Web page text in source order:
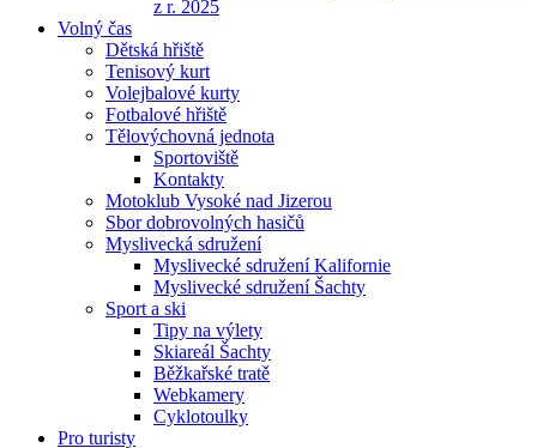
z r. 2025
Volný čas
Dětská hřiště
Tenisový kurt
Volejbalové kurty
Fotbalové hřiště
Tělovýchovná jednota
Sportoviště
Kontakty
Motoklub Vysoké nad Jizerou
Sbor dobrovolných hasičů
Myslivecká sdružení
Myslivecké sdružení Kalifornie
Myslivecké sdružení Šachty
Sport a ski
Tipy na výlety
Skiareál Šachty
Běžkařské tratě
Webkamery
Cyklotoulky
Pro turisty